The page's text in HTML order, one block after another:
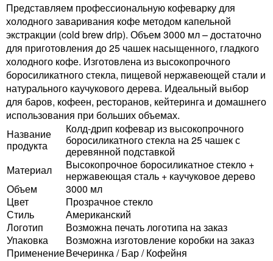
Представляем профессиональную кофеварку для
холодного заваривания кофе методом капельной
экстракции (cold brew drip). Объем 3000 мл – достаточно
для приготовления до 25 чашек насыщенного, гладкого
холодного кофе. Изготовлена из высокопрочного
боросиликатного стекла, пищевой нержавеющей стали и
натурального каучукового дерева. Идеальный выбор
для баров, кофеен, ресторанов, кейтеринга и домашнего
использования при больших объемах.
Название
продукта
Колд-дрип кофевар из высокопрочного
боросиликатного стекла на 25 чашек с
деревянной подставкой
Материал
Высокопрочное боросиликатное стекло +
нержавеющая сталь + каучуковое дерево
Объем
3000 мл
Цвет
Прозрачное стекло
Стиль
Американский
Логотип
Возможна печать логотипа на заказ
Упаковка
Возможна изготовление коробки на заказ
ПрименениеВечеринка / Бар / Кофейня